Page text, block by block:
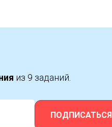
из 9 заданий.
ПОДПИСАТЬСЯ